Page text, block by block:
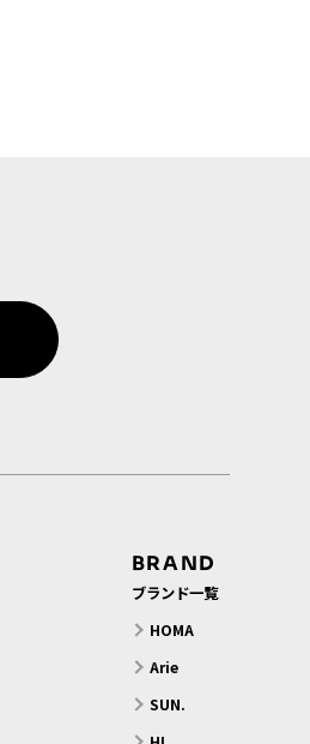
BRAND
ブランド一覧
HOMA
Arie
SUN.